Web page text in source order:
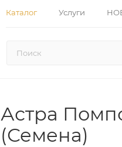
Каталог Услуги
Астра
(Семена)